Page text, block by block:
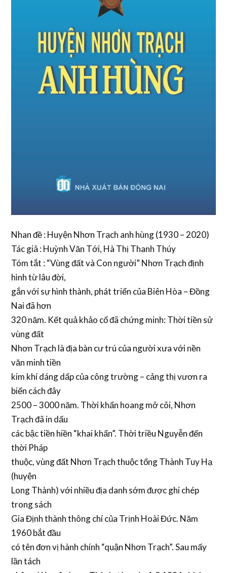
Nhan đề : Huyện Nhơn Trạch anh hùng (1930 – 2020)
Tác giả : Huỳnh Văn Tới, Hà Thị Thanh Thúy
Tóm tắt : “Vùng đất và Con người” Nhơn Trạch định
hình từ lâu đời,
gắn với sự hình thành, phát triển của Biên Hòa – Đồng
Nai đã hơn
320 năm. Kết quả khảo cổ đã chứng minh: Thời tiền sử
vùng đất
Nhơn Trạch là địa bàn cư trú của người xưa với nền
văn minh tiền
kim khí dáng dấp của công trường – cảng thị vươn ra
biển cách đây
2500 – 3000 năm. Thời khẩn hoang mở cõi, Nhơn
Trạch đã in dấu
các bậc tiền hiền “khai khẩn”. Thời triều Nguyễn đến
thời Pháp
thuộc, vùng đất Nhơn Trạch thuộc tổng Thành Tuy Hạ
(huyện
Long Thành) với nhiều địa danh sớm được ghi chép
trong sách
Gia Định thành thông chí của Trịnh Hoài Đức. Năm
1960 bắt đầu
có tên đơn vị hành chính “quận Nhơn Trạch”. Sau mấy
lần tách